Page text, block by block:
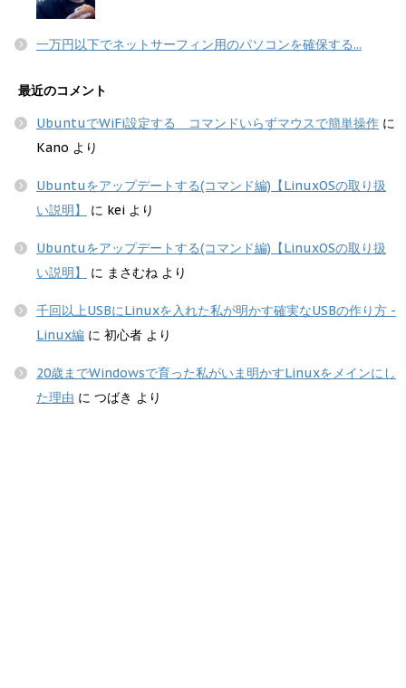
一万円以下でネットサーフィン用のパソコンを確保する...
最近のコメント
UbuntuでWiFi設定する コマンドいらずマウスで簡単操作 に
Kano より
Ubuntuをアップデートする(コマンド編)【LinuxOSの取り扱
い説明】
に kei より
Ubuntuをアップデートする(コマンド編)【LinuxOSの取り扱
い説明】
に まさむね より
千回以上USBにLinuxを入れた私が明かす確実なUSBの作り方 -
Linux編 に 初心者 より
20歳までWindowsで育った私がいま明かすLinuxをメインにし
た理由 に つばき より